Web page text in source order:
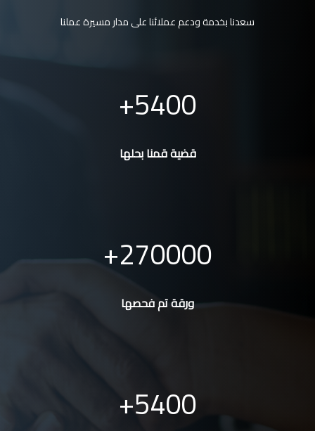
سعدنا بخدمة ودعم عملائنا على مدار مسيرة عملنا
5400
قضية قمنا بحلها
270000
ورقة تم فحصها
5400